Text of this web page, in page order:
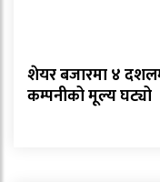
शेयर बजारमा ४
कम्पनीको मूल्य घट्यो